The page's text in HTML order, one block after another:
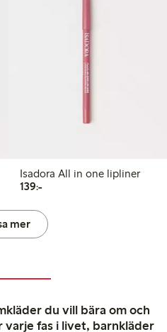
Isadora All in one lipliner
139:-139,00 kr
mer
du vill bära om och
fas i livet, barnkläder